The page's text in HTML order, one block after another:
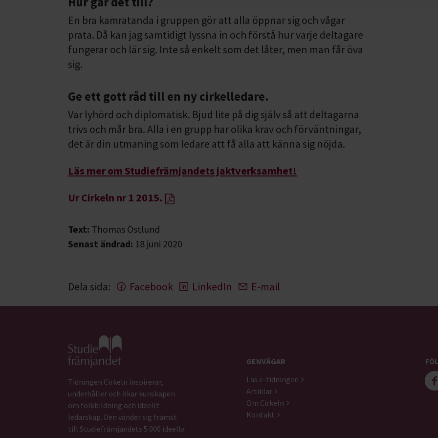
En bra kamratanda i gruppen gör att alla öppnar sig och vågar
prata. Då kan jag samtidigt lyssna in och förstå hur varje deltagare
fungerar och lär sig. Inte så enkelt som det låter, men man får öva
sig.
Ge ett gott råd till en ny cirkelledare.
Var lyhörd och diplomatisk. Bjud lite på dig själv så att deltagarna
trivs och mår bra. Alla i en grupp har olika krav och förväntningar,
det är din utmaning som ledare att få alla att känna sig nöjda.
Läs mer om Studiefrämjandets jaktverksamhet!
Ur Cirkeln nr 1 2015.
Text: Thomas Östlund
Senast ändrad: 18 juni 2020
Dela sida: Facebook LinkedIn E-mail
Gå till studiefrämjandets startsida
Tidningen Cirkeln inspirerar,
underhåller och ökar kunskapen
om folkbildning och ideellt
ledarskap. Den vänder sig främst
till Studiefrämjandets 5 000 ideella
GENVÄGAR
Läs e-tidningen
Artiklar
Om Cirkeln
Kontakt